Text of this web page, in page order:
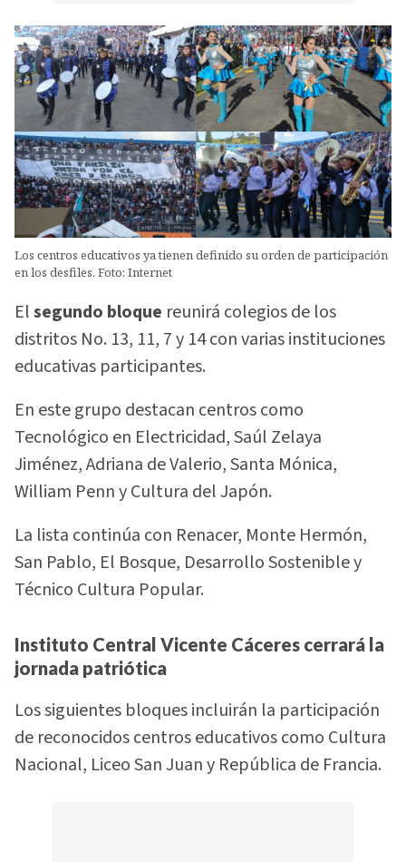
Los centros educativos ya tienen definido su orden de participación
en los desfiles. Foto: Internet
Elsegundo bloque reunirá colegios de los
distritos No. 13, 11, 7 y 14 con varias instituciones
educativas participantes.
En este grupo destacan centros como
Tecnológico en Electricidad, Saúl Zelaya
Jiménez, Adriana de Valerio, Santa Mónica,
William Penn y Cultura del Japón.
La lista continúa con Renacer, Monte Hermón,
San Pablo, El Bosque, Desarrollo Sostenible y
Técnico Cultura Popular.
Instituto Central Vicente Cáceres cerrará la
jornada patriótica
Los siguientes bloques incluirán la participación
de reconocidos centros educativos como Cultura
Nacional, Liceo San Juan y República de Francia.